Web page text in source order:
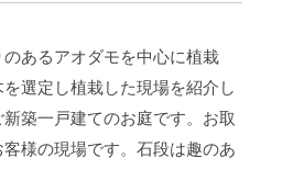
あるアオダモを中心に植栽
選定し植栽した現場を紹介し
築一戸建てのお庭です。お取
様の現場です。石段は趣のあ